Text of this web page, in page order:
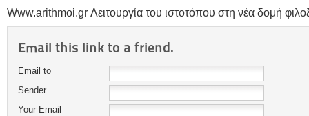
Www.arithmoi.gr Λειτουργία του ιστοτόπου στη νέα δομή
Email this link to a friend.
Email to
Sender
Your Email